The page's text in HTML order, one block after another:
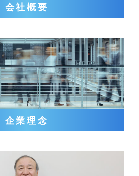
会社概要
企業理念